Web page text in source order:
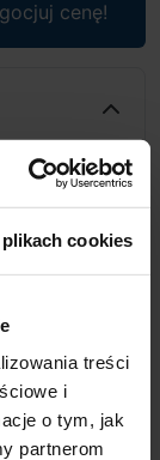
cookies
treści
i
o tym, jak
partnerom
cenę!
zadzwoń